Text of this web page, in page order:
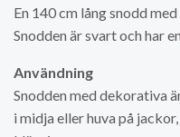
En 140 cm lång snodd
Snodden är svart och har
Användning
Snodden med dekorativa
i midja eller huva på